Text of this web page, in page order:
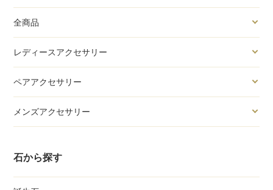
全商品
レディースアクセサリー
ペアアクセサリー
メンズアクセサリー
石から探す